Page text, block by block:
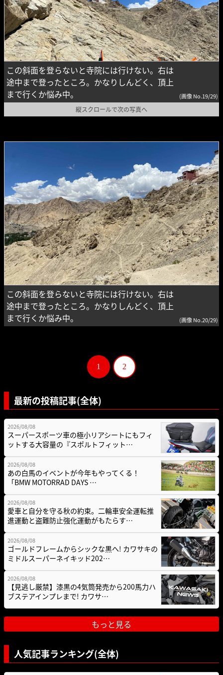
この斜面を登らないと寺院には行けない。右は
途中まで登ったところ。かなりしんどく、頂上
まで行くか悩み中。
(画像 No.19/29)
縦スクロールで次の写真へ
この斜面を登らないと寺院には行けない。右は
途中まで登ったところ。かなりしんどく、頂上
まで行くか悩み中。
(画像 No.20/29)
1 2
最新の投稿記事(全体)
2026/08/08
スーパースポーツ車の極小リアシートにもフィ
ットする大容量の『スポルトフィット…
2026/08/08
あの白馬のイベントが今年もやってくる！
「BMW MOTORRAD DAYS …
2026/08/08
愛車と自分を守る秋の約束。二輪車安全運転推
進運動と盗難防止強化運動がもたらす…
2026/08/08
ゴールドフレームからシックな黒へ! カワサキの
ミドルスーパーネイキッド202…
2026/08/08
【見逃し厳禁】漆黒の4気筒発売から200馬力ハ
ブステアインプレまで! カワサ…
もっと見る
人気記事ランキング(全体)